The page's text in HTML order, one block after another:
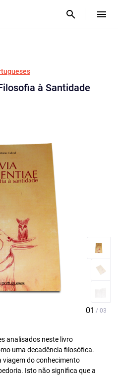
à Santidade
analisados neste livro
uma decadência filosófica.
viagem do conhecimento
Isto não significa que a